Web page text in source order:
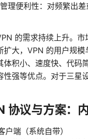
理便利性：对频繁出
的需求持续上升。
扩大，VPN 的用户规
体积小、速度快、代
性强等优点。对于三星
协议与方案：
户端（系统自带）